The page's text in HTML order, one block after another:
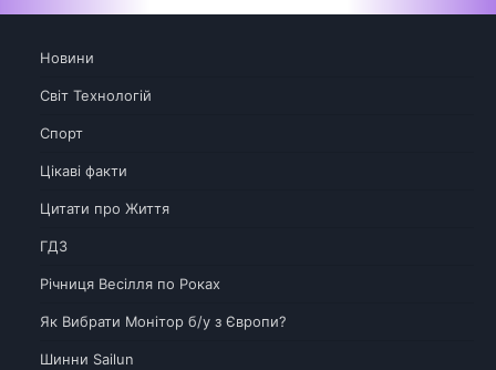
Новини
Світ Технологій
Спорт
Цікаві факти
Цитати про Життя
ГДЗ
Річниця Весілля по Роках
Як Вибрати Монітор б/у з Європи?
Шинни Sailun